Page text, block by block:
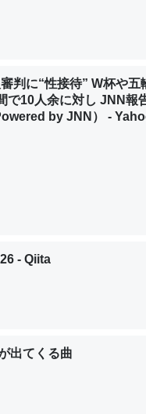
も酸素も不足してて両方
る鋏角類（カブトガニ・
素が違うのか？
の大問題＝「昆虫はなぜ海にい
ムを大量に使う脊椎動物
になったり努力してるし。
置情報を共有してる。電
判に“性接待” W杯や五
で10人余に対し JNN報
by JNN） -
- Qiita
出てくる曲